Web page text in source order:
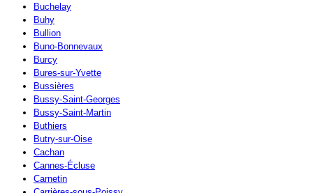
Buchelay
Buhy
Bullion
Buno-Bonnevaux
Burcy
Bures-sur-Yvette
Bussières
Bussy-Saint-Georges
Bussy-Saint-Martin
Buthiers
Butry-sur-Oise
Cachan
Cannes-Écluse
Carnetin